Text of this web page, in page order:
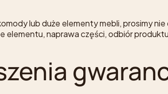
lub duże elementy mebli, prosimy
naprawa części, odbiór